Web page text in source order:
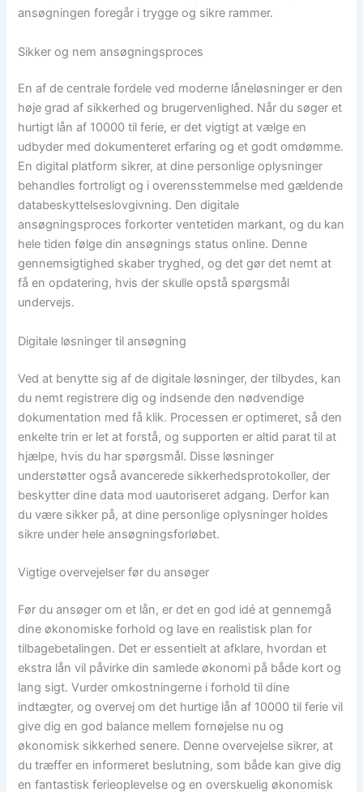
ansøgningen foregår i trygge og sikre rammer.
Sikker og nem ansøgningsproces
En af de centrale fordele ved moderne låneløsninger er den
høje grad af sikkerhed og brugervenlighed. Når du søger et
hurtigt lån af 10000 til ferie, er det vigtigt at vælge en
udbyder med dokumenteret erfaring og et godt omdømme.
En digital platform sikrer, at dine personlige oplysninger
behandles fortroligt og i overensstemmelse med gældende
databeskyttelseslovgivning. Den digitale
ansøgningsproces forkorter ventetiden markant, og du kan
hele tiden følge din ansøgnings status online. Denne
gennemsigtighed skaber tryghed, og det gør det nemt at
få en opdatering, hvis der skulle opstå spørgsmål
undervejs.
Digitale løsninger til ansøgning
Ved at benytte sig af de digitale løsninger, der tilbydes, kan
du nemt registrere dig og indsende den nødvendige
dokumentation med få klik. Processen er optimeret, så den
enkelte trin er let at forstå, og supporten er altid parat til at
hjælpe, hvis du har spørgsmål. Disse løsninger
understøtter også avancerede sikkerhedsprotokoller, der
beskytter dine data mod uautoriseret adgang. Derfor kan
du være sikker på, at dine personlige oplysninger holdes
sikre under hele ansøgningsforløbet.
Vigtige overvejelser før du ansøger
Før du ansøger om et lån, er det en god idé at gennemgå
dine økonomiske forhold og lave en realistisk plan for
tilbagebetalingen. Det er essentielt at afklare, hvordan et
ekstra lån vil påvirke din samlede økonomi på både kort og
lang sigt. Vurder omkostningerne i forhold til dine
indtægter, og overvej om det hurtige lån af 10000 til ferie vil
give dig en god balance mellem fornøjelse nu og
økonomisk sikkerhed senere. Denne overvejelse sikrer, at
du træffer en informeret beslutning, som både kan give dig
en fantastisk ferieoplevelse og en overskuelig økonomisk